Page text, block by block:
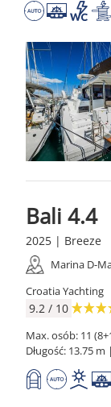
Bali 4.4
2025 | Breeze
Marina D-
Croatia Yachting
9.2 / 10
Max. osób: 11
Długość: 13.75